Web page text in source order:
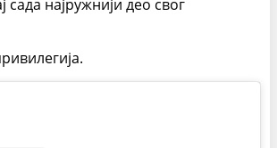
сада најружнији део свог